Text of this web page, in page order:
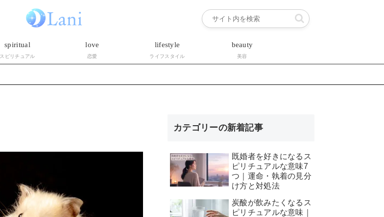
spiritual
スピリチュアル
love
恋愛
lifestyle
ライフスタイル
beauty
美容
カテゴリーの新着記事
既婚者を好きになるス
ピリチュアルな意味7
つ｜運命・執着の見分
け方と対処法
炭酸が飲みたくなるス
ピリチュアルな意味｜